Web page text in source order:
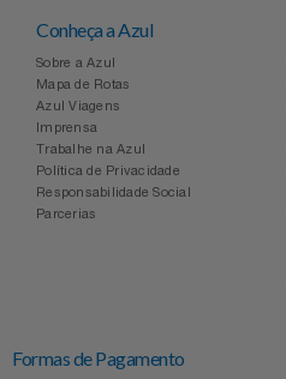
Conheça a Azul
Sobre a Azul
Mapa de Rotas
Azul Viagens
Imprensa
Trabalhe na Azul
Política de Privacidade
Responsabilidade Social
Parcerias
Formas de Pagamento